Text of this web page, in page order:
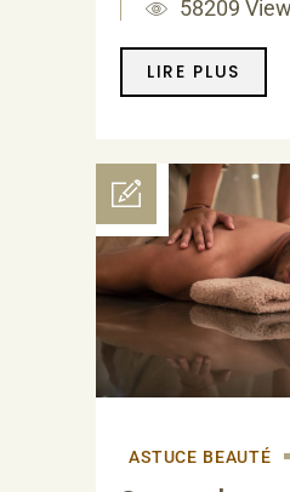
58209
LIRE PLUS
ASTUCE BEAUTÉ